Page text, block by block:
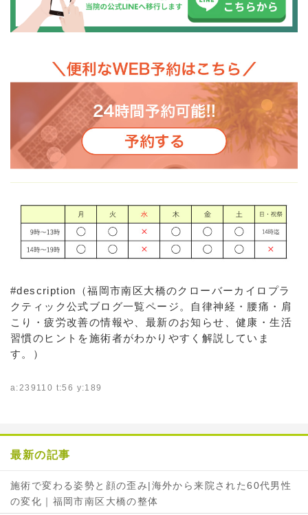
#description（福岡市南区大橋のクローバーカイロプラ
クティック公式ブログ一覧ページ。自律神経・腰痛・肩
こり・疲労改善の情報や、最新のお知らせ、健康・生活
習慣のヒントを施術者がわかりやすく解説していま
す。）
a:239110 t:56 y:189
最新の記事
施術で変わる姿勢と顔の歪み|海外から来院された60代男性
の変化｜福岡市南区大橋の整体